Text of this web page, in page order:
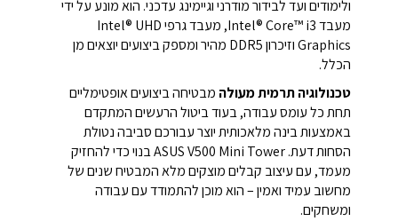
ולימודים ועד לבידור מודרני וגיימינג עדכני. הוא מונע על ידי
מעבד Intel®‎ Core™‎ i3, מעבד גרפי Intel® UHD
Graphics וזיכרון DDR5 מהיר ומספק ביצועים יוצאים מן
הכלל.
טכנולוגיה תרמית מעולה מבטיחה ביצועים אופטימליים
תחת כל עומס עבודה, בעוד ביטול הרעשים המתקדם
באמצעות בינה מלאכותית יוצר עבורכם סביבה נטולת
הסחות דעת.
ASUS V500 Mini Tower בנוי כדי להחזיק
מעמד, עם עיצוב קבלים מוצקים מלא המבטיח שנים של
מחשוב עמיד ואמין – הוא מוכן להתמודד עם עבודה
ומשחקים.